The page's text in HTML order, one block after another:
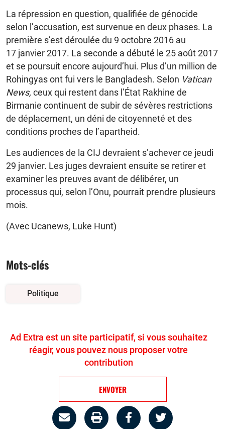
La répression en question, qualifiée de génocide
selon l’accusation, est survenue en deux phases. La
première s’est déroulée du 9 octobre 2016 au
17 janvier 2017. La seconde a débuté le 25 août 2017
et se poursuit encore aujourd’hui. Plus d’un million de
Rohingyas ont fui vers le Bangladesh. Selon Vatican
News, ceux qui restent dans l’État Rakhine de
Birmanie continuent de subir de sévères restrictions
de déplacement, un déni de citoyenneté et des
conditions proches de l’apartheid.
Les audiences de la CIJ devraient s’achever ce jeudi
29 janvier. Les juges devraient ensuite se retirer et
examiner les preuves avant de délibérer, un
processus qui, selon l’Onu, pourrait prendre plusieurs
mois.
(Avec Ucanews, Luke Hunt)
Mots-clés
Politique
Ad Extra est un site participatif, si vous souhaitez
réagir, vous pouvez nous proposer votre
contribution
ENVOYER
PartageImprimerPartagerPartager